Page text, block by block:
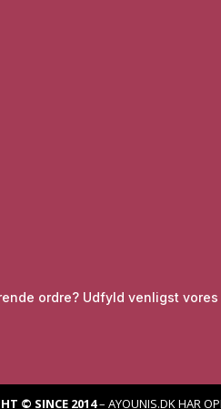
ordre? Udfyld venligst
© SINCE 2014– AYOUNIS.DK HAR